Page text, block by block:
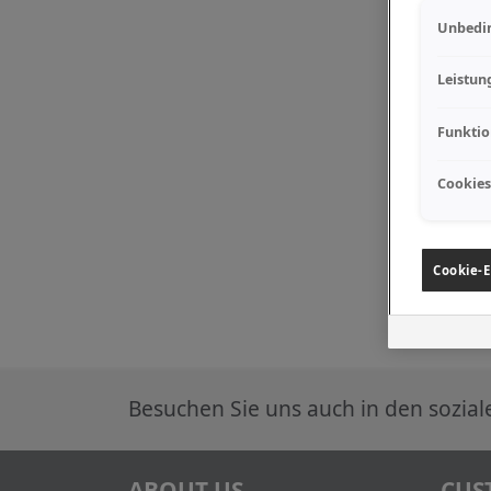
Besuchen Sie uns auch in den
Cookie-